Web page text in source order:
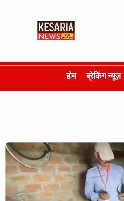
होम ब्रेकिंग न्यूज़